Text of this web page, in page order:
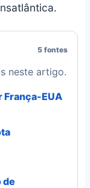
5 fontes
neste artigo.
França-EUA
de